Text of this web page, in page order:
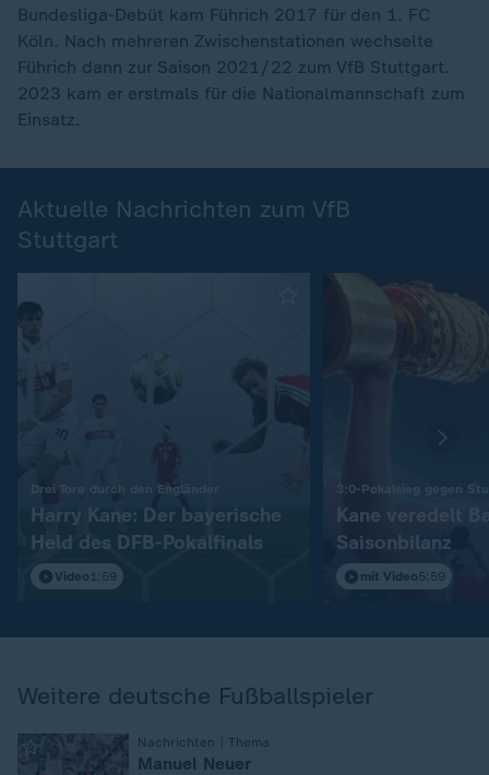
Bundesliga-Debüt kam Führich 2017 für den 1. FC
Köln. Nach mehreren Zwischenstationen wechselte
Führich dann zur Saison 2021/22 zum VfB Stuttgart.
2023 kam er erstmals für die Nationalmannschaft zum
Einsatz.
Aktuelle Nachrichten zum VfB
Stuttgart
Drei Tore durch den Engländer
Harry Kane: Der bayerische
Held des DFB-Pokalfinals
Video 1:59
3:0-Pokalsieg gegen
Kane veredelt
Saisonbilanz
mit Video5:59
Weitere deutsche Fußballspieler
Nachrichten | Thema
Manuel Neuer